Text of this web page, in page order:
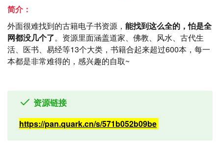
简介：
外面很难找到的古籍电子书资源， 能找到这么全的，怕是全
网都没几个了。资源里面涵盖道家、佛教、风水、古代生
活、医书、易经等13个大类，书籍合起来超过600本，每一
本都是非常难得的，感兴趣的自取~
资源链接
https://pan.quark.cn/s/571b052b09be